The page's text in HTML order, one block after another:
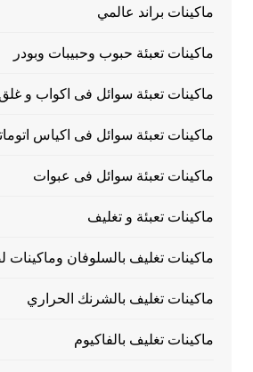
ماكينات براند عالمي
ماكينات تعبئة حبوب وحبيبات وبودر
ماكينات تعبئة سوائل فى اكواب و
ماكينات تعبئة سوائل فى اكياس
ماكينات تعبئة سوائل فى عبوات
ماكينات تعبئة و تغليف
ماكينات تغليف بالسلوفان وماكينات
ماكينات تغليف بالشرنك الحراري
ماكينات تغليف بالفاكيوم